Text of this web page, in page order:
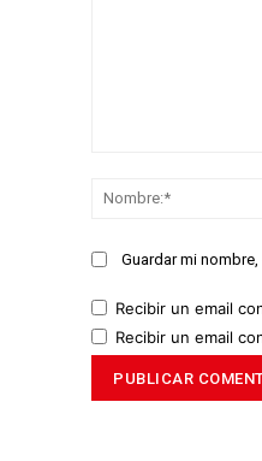
Guardar mi
Recibir un email
Recibir un email